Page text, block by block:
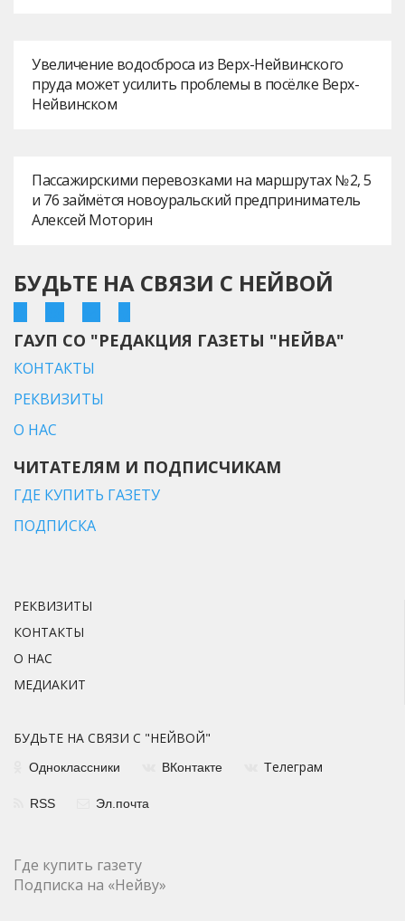
Увеличение водосброса из Верх-Нейвинского
пруда может усилить проблемы в посёлке Верх-
Нейвинском
Пассажирскими перевозками на маршрутах № 2, 5
и 76 займётся новоуральский предприниматель
Алексей Моторин
БУДЬТЕ НА СВЯЗИ С НЕЙВОЙ
ГАУП СО "РЕДАКЦИЯ ГАЗЕТЫ "НЕЙВА"
КОНТАКТЫ
РЕКВИЗИТЫ
О НАС
ЧИТАТЕЛЯМ И ПОДПИСЧИКАМ
ГДЕ КУПИТЬ ГАЗЕТУ
ПОДПИСКА
РЕКВИЗИТЫ
КОНТАКТЫ
О НАС
МЕДИАКИТ
БУДЬТЕ НА СВЯЗИ С "НЕЙВОЙ"
Одноклассники ВКонтакте Телеграм
RSS Эл.почта
Где купить газету
Подписка на «Нейву»